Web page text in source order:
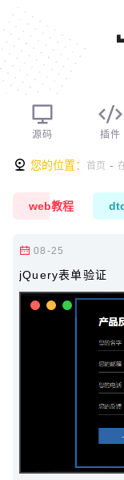
源码 插件
您的位置： 首页 -
web教程
08-25
jQuery表单验证